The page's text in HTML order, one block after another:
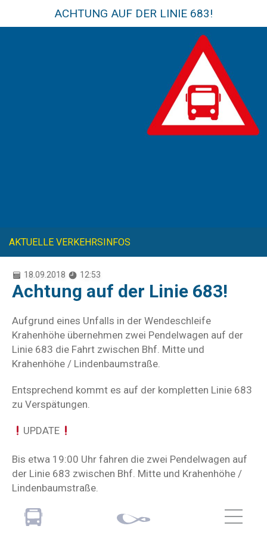
ACHTUNG AUF DER LINIE 683!
AKTUELLE VERKEHRSINFOS
18.09.2018 12:53
Achtung auf der Linie 683!
Aufgrund eines Unfalls in der Wendeschleife
Krahenhöhe übernehmen zwei Pendelwagen auf der
Linie 683 die Fahrt zwischen Bhf. Mitte und
Krahenhöhe / Lindenbaumstraße.
Entsprechend kommt es auf der kompletten Linie 683
zu Verspätungen.
UPDATE
Bis etwa 19:00 Uhr fahren die zwei Pendelwagen auf
der Linie 683 zwischen Bhf. Mitte und Krahenhöhe /
Lindenbaumstraße.
Die Pendelwagen von Unterburg kommend fahren an